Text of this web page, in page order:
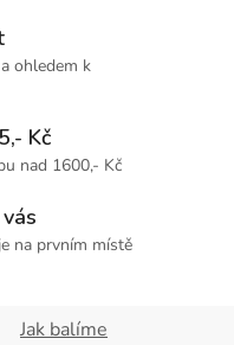
ohledem k
Kč
nad 1600,- Kč
na prvním místě
Jak balíme